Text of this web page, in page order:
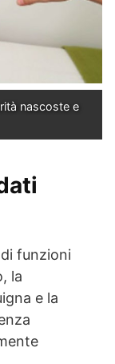
nascoste e
funzioni
la
e la